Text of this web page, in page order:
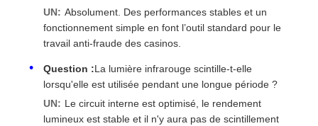
UN: Absolument. Des performances stables et un
fonctionnement simple en font l’outil standard pour le
travail anti-fraude des casinos.
Question :La lumière infrarouge scintille-t-elle
lorsqu'elle est utilisée pendant une longue période ?
UN: Le circuit interne est optimisé, le rendement
lumineux est stable et il n'y aura pas de scintillement